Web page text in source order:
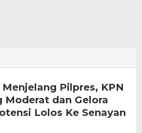
PKB
Pilpres, KPN
Moderat dan Gelora
Lolos Ke Senayan